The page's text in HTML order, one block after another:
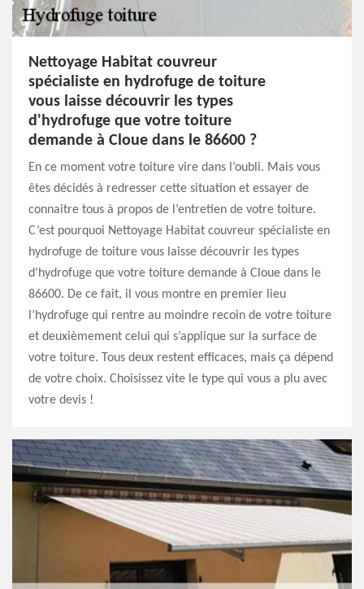
Nettoyage Habitat couvreur
spécialiste en hydrofuge de toiture
vous laisse découvrir les types
d'hydrofuge que votre toiture
demande à Cloue dans le 86600 ?
En ce moment votre toiture vire dans l’oubli. Mais vous
êtes décidés à redresser cette situation et essayer de
connaitre tous à propos de l’entretien de votre toiture.
C’est pourquoi Nettoyage Habitat couvreur spécialiste en
hydrofuge de toiture vous laisse découvrir les types
d'hydrofuge que votre toiture demande à Cloue dans le
86600. De ce fait, il vous montre en premier lieu
l’hydrofuge qui rentre au moindre recoin de votre toiture
et deuxièmement celui qui s’applique sur la surface de
votre toiture. Tous deux restent efficaces, mais ça dépend
de votre choix. Choisissez vite le type qui vous a plu avec
votre devis !